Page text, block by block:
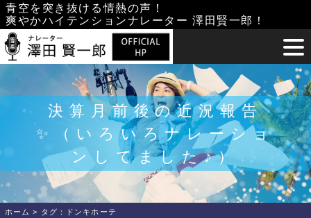
Skip
to
content
青空を突き抜ける情熱の声！
爽やかハイテンションナレーター 澤田賢一郎！
決算月前後の近況報告
✨（いろいろナレーショ
ンしてました♪）
ホーム > タグ：ドンキホーテ